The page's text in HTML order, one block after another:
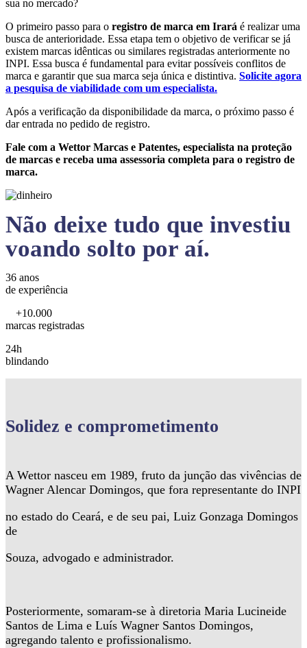
sua no mercado?
O primeiro passo para o registro de marca em Irará é realizar uma
busca de anterioridade. Essa etapa tem o objetivo de verificar se já
existem marcas idênticas ou similares registradas anteriormente no
INPI. Essa busca é fundamental para evitar possíveis conflitos de
marca e garantir que sua marca seja única e distintiva. Solicite agora
a pesquisa de viabilidade com um especialista.
Após a verificação da disponibilidade da marca, o próximo passo é
dar entrada no pedido de registro.
Fale com a Wettor Marcas e Patentes, especialista na proteção
de marcas e receba uma assessoria completa para o registro de
marca.
Não deixe tudo que investiu
voando solto por aí.
36 anos
de experiência
+10.000
marcas registradas
24h
blindando
Solidez e comprometimento
A Wettor nasceu em 1989, fruto da junção das vivências de
Wagner Alencar Domingos, que fora representante do INPI
no estado do Ceará, e de seu pai, Luiz Gonzaga Domingos
de
Souza, advogado e administrador.
Posteriormente, somaram-se à diretoria Maria Lucineide
Santos de Lima e Luís Wagner Santos Domingos,
agregando talento e profissionalismo.